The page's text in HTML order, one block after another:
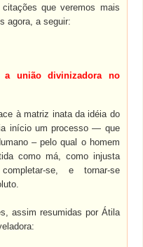
que veremos mais
agora, a seguir:
união divinizadora no
à matriz inata da idéia do
início um processo — que
– pelo qual o homem
como má, como injusta
se, e tornar-se
assim resumidas por Átila